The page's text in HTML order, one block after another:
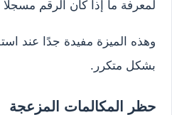
لمعرفة ما إذا كان الرقم مسجلًا
وهذه الميزة مفيدة جدًا عند
بشكل متكرر.
حظر المكالمات المزعجة